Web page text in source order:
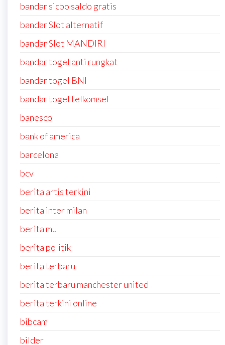
bandar sicbo saldo gratis
bandar Slot alternatif
bandar Slot MANDIRI
bandar togel anti rungkat
bandar togel BNI
bandar togel telkomsel
banesco
bank of america
barcelona
bcv
berita artis terkini
berita inter milan
berita mu
berita politik
berita terbaru
berita terbaru manchester united
berita terkini online
bibcam
bilder